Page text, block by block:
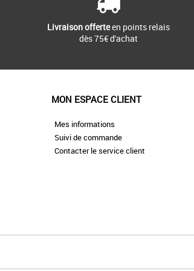
Livraison offerteen points relais
dès 75€ d'achat
MON ESPACE CLIENT
Mes informations
Suivi de commande
Contacter le service client